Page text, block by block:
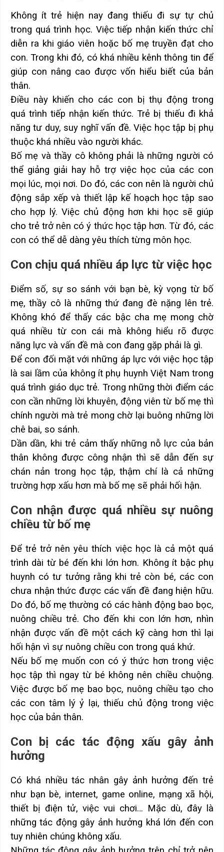
Không ít trẻ hiện nay đang thiếu đi sự tự chủ
trong quá trình học. Việc tiếp nhận kiến thức chỉ
diễn ra khi giáo viên hoặc bố mẹ truyền đạt cho
con. Trong khi đó, có khá nhiều kênh thông tin để
giúp con nâng cao được vốn hiểu biết của bản
thân.
Điều này khiến cho các con bị thụ động trong
quá trình tiếp nhận kiến thức. Trẻ bị thiếu đi khả
năng tư duy, suy nghĩ vấn đề. Việc học tập bị phụ
thuộc khá nhiều vào người khác.
Bố mẹ và thầy cô không phải là những người có
thể giảng giải hay hỗ trợ việc học của các con
mọi lúc, mọi nơi. Do đó, các con nên là người chủ
động sắp xếp và thiết lập kế hoạch học tập sao
cho hợp lý. Việc chủ động hơn khi học sẽ giúp
cho trẻ trở nên có ý thức học tập hơn. Từ đó, các
con có thể dễ dàng yêu thích từng môn học.
Con chịu quá nhiều áp lực từ việc học
Điểm số, sự so sánh với bạn bè, kỳ vọng từ bố
mẹ, thầy cô là những thứ đang đè nặng lên trẻ.
Không khó để thấy các bậc cha mẹ mong chờ
quá nhiều từ con cái mà không hiểu rõ được
năng lực và vấn đề mà con đang gặp phải là gì.
Để con đối mặt với những áp lực với việc học tập
là sai lầm của không ít phụ huynh Việt Nam trong
quá trình giáo dục trẻ. Trong những thời điểm các
con cần những lời khuyên, động viên từ bố mẹ thì
chính người mà trẻ mong chờ lại buông những lời
chê bai, so sánh.
Dần dần, khi trẻ cảm thấy những nỗ lực của bản
thân không được công nhận thì sẽ dẫn đến sự
chán nản trong học tập, thậm chí là cả những
trường hợp xấu hơn mà bố mẹ sẽ phải hối hận.
Con nhận được quá nhiều sự nuông
chiều từ bố mẹ
Để trẻ trở nên yêu thích việc học là cả một quá
trình dài từ bé đến khi lớn hơn. Không ít bậc phụ
huynh có tư tưởng rằng khi trẻ còn bé, các con
chưa nhận thức được các vấn đề đang hiện hữu.
Do đó, bố mẹ thường có các hành động bao bọc,
nuông chiều trẻ. Cho đến khi con lớn hơn, nhìn
nhận được vấn đề một cách kỹ càng hơn thì lại
hối hận vì sự nuông chiều con trong quá khứ.
Nếu bố mẹ muốn con có ý thức hơn trong việc
học tập thì ngay từ bé không nên chiều chuộng.
Việc được bố mẹ bao bọc, nuông chiều tạo cho
các con tâm lý ỷ lại, thiếu chủ động trong việc
học của bản thân.
Con bị các tác động xấu gây ảnh
hưởng
Có khá nhiều tác nhân gây ảnh hưởng đến trẻ
như bạn bè, internet, game online, mạng xã hội,
thiết bị điện tử, việc vui chơi… Mặc dù, đây là
những tác động gây ảnh hưởng khá lớn đến con
tuy nhiên chúng không xấu.